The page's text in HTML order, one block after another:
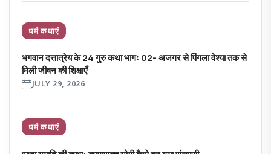
धर्म कथाएं
भगवान दत्तात्रेय के 24 गुरु कथा भागः 02- अजगर से पिंगला वेश्या तक से
मिली जीवन की शिक्षाएँ
JULY 29, 2026
धर्म कथाएं